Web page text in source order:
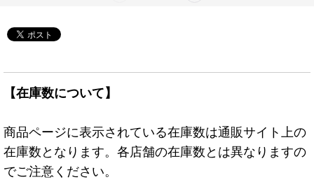
【在庫数について】
商品ページに表示されている在庫数は通販サイト上の
在庫数となります。各店舗の在庫数とは異なりますの
でご注意ください。